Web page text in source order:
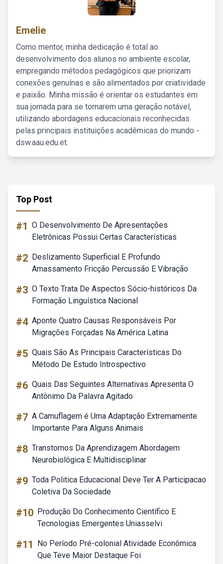
Emelie
Como mentor, minha dedicação é total ao
desenvolvimento dos alunos no ambiente escolar,
empregando métodos pedagógicos que priorizam
conexões genuínas e são alimentados por criatividade
e paixão. Minha missão é orientar os estudantes em
sua jornada para se tornarem uma geração notável,
utilizando abordagens educacionais reconhecidas
pelas principais instituições acadêmicas do mundo -
dsw.aau.edu.et.
Top Post
#1 O Desenvolvimento De Apresentações
Eletrônicas Possui Certas Características
#2 Deslizamento Superficial E Profundo
Amassamento Fricção Percussão E Vibração
#3 O Texto Trata De Aspectos Sócio-históricos Da
Formação Linguística Nacional
#4 Aponte Quatro Causas Responsáveis Por
Migrações Forçadas Na América Latina
#5 Quais São As Principais Características Do
Método De Estudo Introspectivo
#6 Quais Das Seguintes Alternativas Apresenta O
Antônimo Da Palavra Agitado
#7 A Camuflagem é Uma Adaptação Extremamente
Importante Para Alguns Animais
#8 Transtornos Da Aprendizagem Abordagem
Neurobiológica E Multidisciplinar
#9 Toda Politica Educacional Deve Ter A Participacao
Coletiva Da Sociedade
#10 Produção Do Conhecimento Científico E
Tecnologias Emergentes Uniasselvi
#11
No Período Pré-colonial Atividade Econômica
Que Teve Maior Destaque Foi